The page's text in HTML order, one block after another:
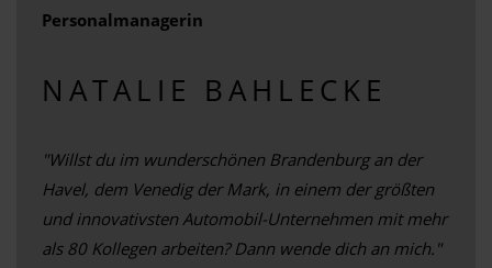
Personalmanagerin
NATALIE BAHLECKE
"Willst du im wunderschönen Brandenburg an der
Havel, dem Venedig der Mark, in einem der größten
und innovativsten Automobil-Unternehmen mit mehr
als 80 Kollegen arbeiten? Dann wende dich an mich."